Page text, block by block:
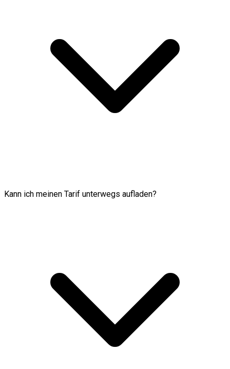
Kann ich meinen Tarif unterwegs aufladen?